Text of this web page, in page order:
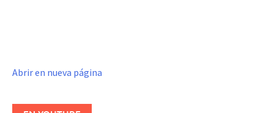
Abrir en nueva página